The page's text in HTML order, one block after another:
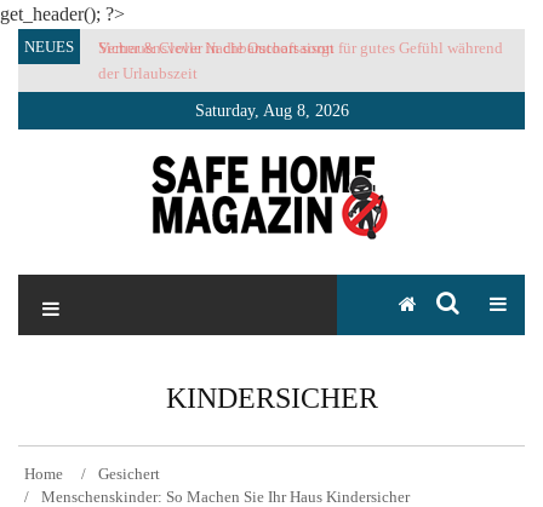
get_header(); ?>
SkipNEUES Sicher & Clever in die Outoorsaison
Vertrauensvolle Nachbarschaft sorgt für gutes Gefühl während
der Urlaubszeit
Saturday, Aug 8, 2026
SAFE HOME Magazin
KINDERSICHER
Home
Gesichert
Menschenskinder: So Machen Sie Ihr Haus Kindersicher